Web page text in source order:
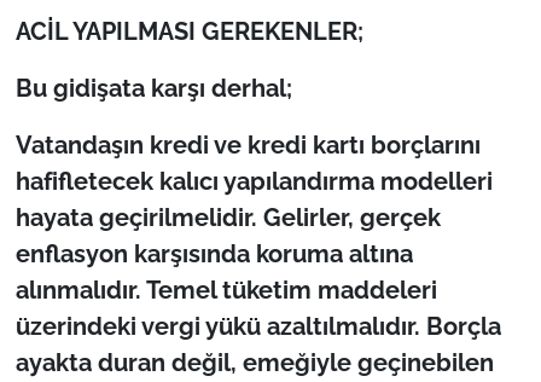
ACİL YAPILMASI GEREKENLER;
Bu gidişata karşı derhal;
Vatandaşın kredi ve kredi kartı borçlarını
hafifletecek kalıcı yapılandırma modelleri
hayata geçirilmelidir. Gelirler, gerçek
enflasyon karşısında koruma altına
alınmalıdır. Temel tüketim maddeleri
üzerindeki vergi yükü azaltılmalıdır. Borçla
ayakta duran değil, emeğiyle geçinebilen